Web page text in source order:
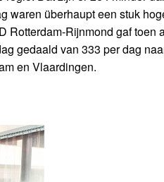
waren überhaupt een stuk
Rijnmond gaf toen
gedaald van 333 per dag
en Vlaardingen.